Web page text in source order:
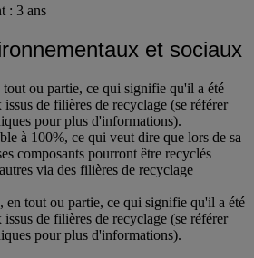
: 3 ans
et sociaux
ou partie, ce qui signifie qu'il a été
de filières de recyclage (se référer
pour plus d'informations).
à 100%, ce qui veut dire que lors de sa
composants pourront être recyclés
via des filières de recyclage
en tout ou partie, ce qui signifie qu'il a été
de filières de recyclage (se référer
pour plus d'informations).